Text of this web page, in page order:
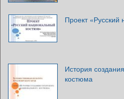
Проект
История
костюма